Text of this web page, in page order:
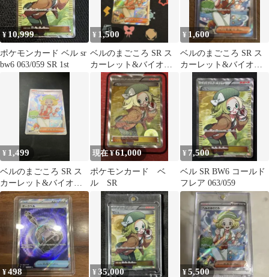
¥10,999
ポケモンカード ベル sr
bw6 063/059 SR 1st
¥ 1,500
ベルのまごころ SR ス
カーレット&バイオレ
ット 拡張パック サイバ
ージャッジ…
¥ 1,600
ベルのまごころ SR ス
カーレット&バイオレ
ット 拡張パック サイバ
ージャッジ…
¥ 1,499
ベルのまごころ SR ス
カーレット&バイオレ
ット 拡張パック サイバ
ージャッジ…
現在 ¥61,000
ポケモンカード ベ
ル SR
¥ 7,500
ベル SR BW6 コールド
フレア 063/059
¥498 ¥35,000 ¥5,500